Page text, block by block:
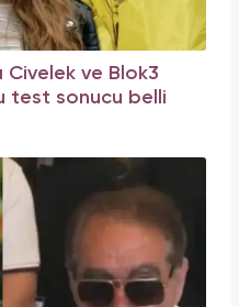
Civelek ve Blok3
test sonucu belli